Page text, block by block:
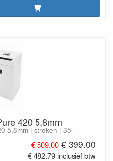
420 5,8mm
5,8mm | stroken | 35l
€ 509.00 € 399.00
€ 482.79 inclusief btw